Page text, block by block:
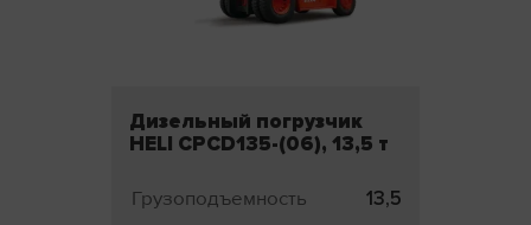
Дизельный погрузчик
HELI CPCD135-(06), 13,5 т
Грузоподъемность
13,5 т